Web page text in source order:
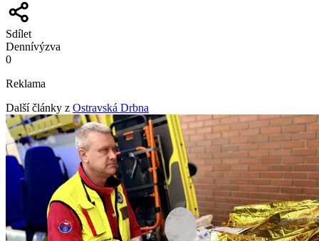
Sdílet
Dennívýzva
0
Reklama
Další články z Ostravská Drbna